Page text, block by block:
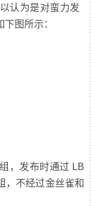
认为是对蛮力发
，发布时通过 LB
，不经过金丝雀和